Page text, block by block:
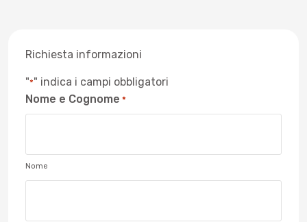
Richiesta informazioni
"*" indica i campi obbligatori
Nome e Cognome *
Nome